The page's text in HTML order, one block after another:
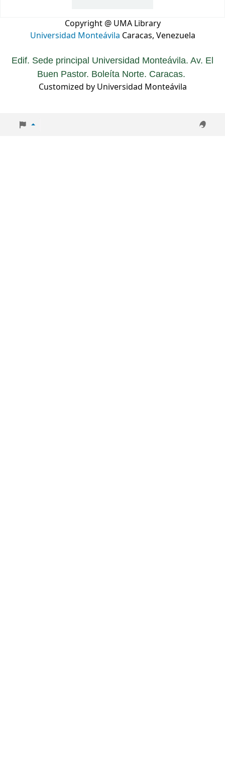
Copyright @ UMA Library
Universidad Monteávila Caracas, Venezuela
Edif. Sede principal Universidad Monteávila. Av. El
Buen Pastor. Boleíta Norte. Caracas.
Customized by Universidad Monteávila